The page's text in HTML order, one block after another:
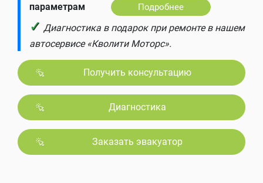
параметрам
Подробнее
✓ Диагностика в подарок при ремонте в нашем
автосервисе «Кволити Моторс».
Получить консультацию
Диагностика
Заказать эвакуатор